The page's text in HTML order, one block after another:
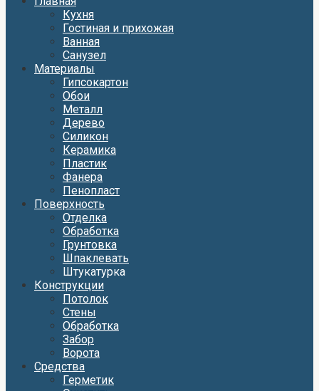
Кухня
Гостиная и прихожая
Ванная
Санузел
Материалы
Гипсокартон
Обои
Металл
Дерево
Силикон
Керамика
Пластик
Фанера
Пенопласт
Поверхность
Отделка
Обработка
Грунтовка
Шпаклевать
Штукатурка
Конструкции
Потолок
Стены
Обработка
Забор
Ворота
Средства
Герметик